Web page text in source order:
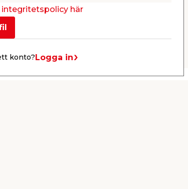
Se mer
integritetspolicy här
konto?Logga in